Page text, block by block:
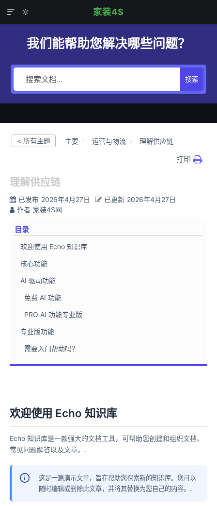
家装4S


我们能帮助您解决哪些问题？
搜索
< 所有主题 主要 运营与物流 理解供应链
打印
理解供应链
已发布 2026年4月27日 已更新 2026年4月27日
作者 家装4S网
目录
欢迎使用 Echo 知识库
核心功能
AI 驱动功能
免费 AI 功能
PRO AI 功能专业版
专业版功能
需要入门帮助吗？
欢迎使用 Echo 知识库
Echo 知识库是一款强大的文档工具，可帮助您创建和组织文档、
常见问题解答以及文章。.
这是一篇演示文章，旨在帮助您探索新的知识库。您可以
随时编辑或删除此文章，并将其替换为您自己的内容。.